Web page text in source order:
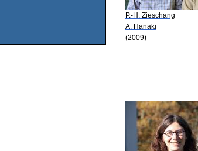
P.-H. Zieschang
A. Hanaki
(2009)